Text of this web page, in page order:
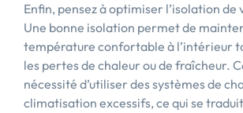
Enfin, pensez à optimiser l’isolation de
Une bonne isolation permet de
température confortable à l’intérieur
les pertes de chaleur ou de fraîcheur.
nécessité d’utiliser des systèmes de
climatisation excessifs, ce qui se